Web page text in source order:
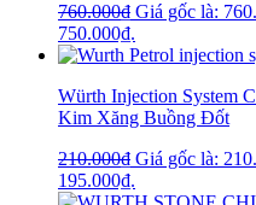
760.000₫ Giá gốc là:
750.000₫.
Würth Injection System
Kim Xăng Buồng Đốt
210.000₫ Giá gốc là:
195.000₫.